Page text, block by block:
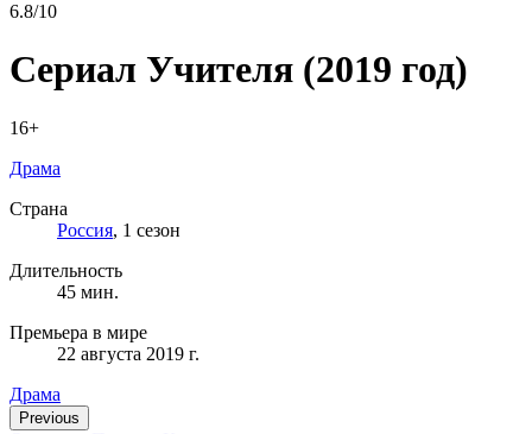
6.8/10
Сериал Учителя (2019 год)
16+
Драма
Страна
Россия, 1 сезон
Длительность
45 мин.
Премьера в мире
22 августа 2019 г.
Драма
Previous